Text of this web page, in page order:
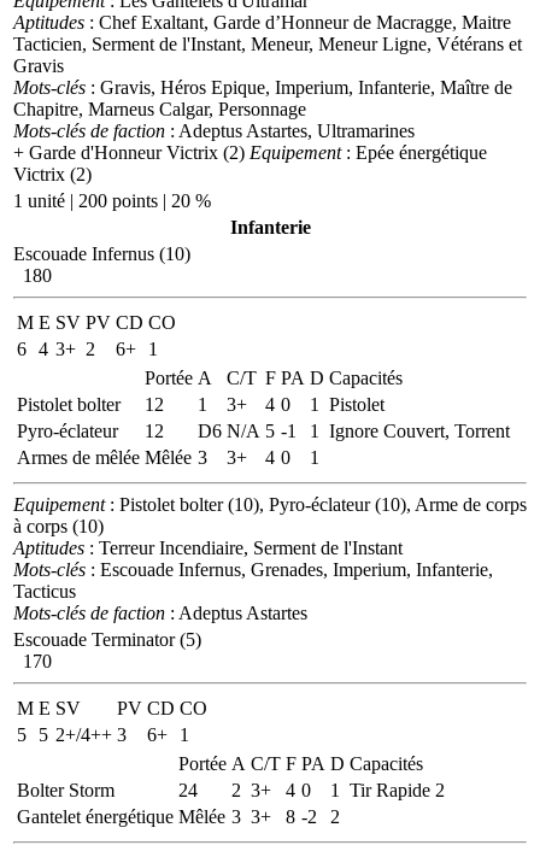
Aptitudes : Chef Exaltant, Garde d’Honneur de Macragge, Maitre
Tacticien, Serment de l'Instant, Meneur, Meneur Ligne, Vétérans et
Gravis
Mots-clés : Gravis, Héros Epique, Imperium, Infanterie, Maître de
Chapitre, Marneus Calgar, Personnage
Mots-clés de faction : Adeptus Astartes, Ultramarines
+ Garde d'Honneur Victrix (2) Equipement: Epée énergétique
Victrix (2)
1 unité | 200 points | 20 %
Infanterie
Escouade Infernus (10)
180
M E SV PV CD CO
6 4 3+ 2 6+
1
Portée A C/T F PA D Capacités
Pistolet bolter
12 1 3+ 4 0 1
Pistolet
Pyro-éclateur
12 D6 N/A 5 -1 1
Ignore Couvert, Torrent
Armes de mêlée Mêlée 3 3+ 4 0 1
Equipement: Pistolet bolter (10), Pyro-éclateur (10), Arme de corps
à corps (10)
Aptitudes : Terreur Incendiaire, Serment de l'Instant
Mots-clés : Escouade Infernus, Grenades, Imperium, Infanterie,
Tacticus
Mots-clés de faction : Adeptus Astartes
Escouade Terminator (5)
170
M E SV PV CD CO
5
5 2+/4++ 3 6+
1
Portée A C/T F PA D Capacités
Bolter Storm
24 2 3+ 4 0 1
Tir Rapide 2
Gantelet énergétique Mêlée 3 3+ 8 -2 2